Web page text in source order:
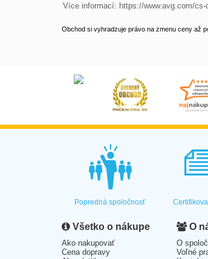
Více informací: https://www.avg.com/cs-
Obchod si vyhradzuje právo na zmenu ceny až
Popredná spoločnosť
Všetko o nákupe
Ako nakupovať
Cena dopravy
O
O
Voľné